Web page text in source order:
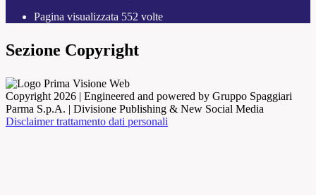
Pagina visualizzata 552 volte
Sezione Copyright
Copyright 2026 | Engineered and powered by Gruppo Spaggiari
Parma S.p.A. | Divisione Publishing & New Social Media
Disclaimer trattamento dati personali